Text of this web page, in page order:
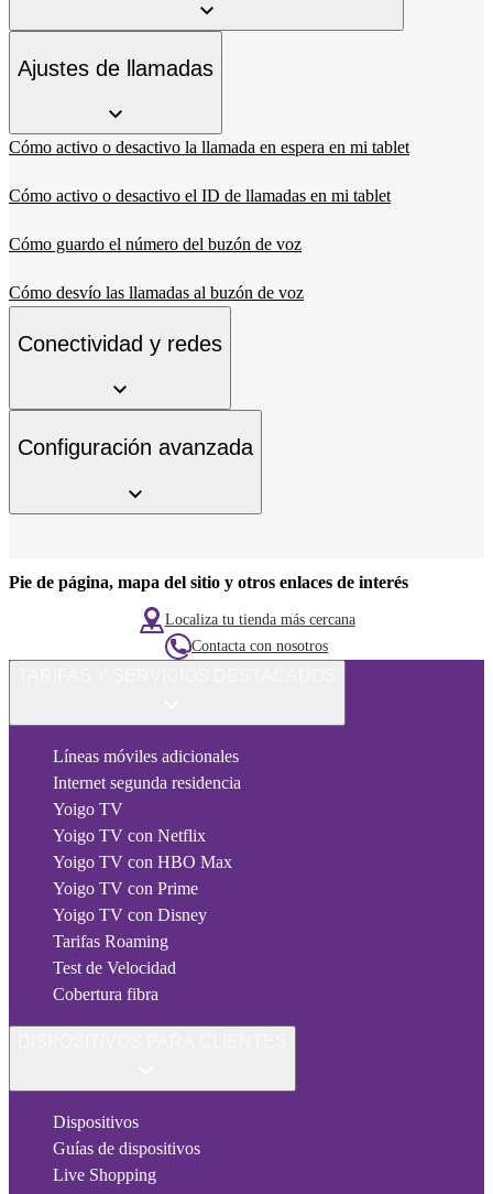
Ajustes de llamadas
Cómo activo o desactivo la llamada en espera en mi tablet
Cómo activo o desactivo el ID de llamadas en mi tablet
Cómo guardo el número del buzón de voz
Cómo desvío las llamadas al buzón de voz
Conectividad y redes
Configuración avanzada
Pie de página, mapa del sitio y otros enlaces de interés
Localiza tu tienda más cercana
Contacta con nosotros
Líneas móviles adicionales
Internet segunda residencia
Yoigo TV
Yoigo TV con Netflix
Yoigo TV con HBO Max
Yoigo TV con Prime
Yoigo TV con Disney
Tarifas Roaming
Test de Velocidad
Cobertura fibra
Dispositivos
Guías de dispositivos
Live Shopping